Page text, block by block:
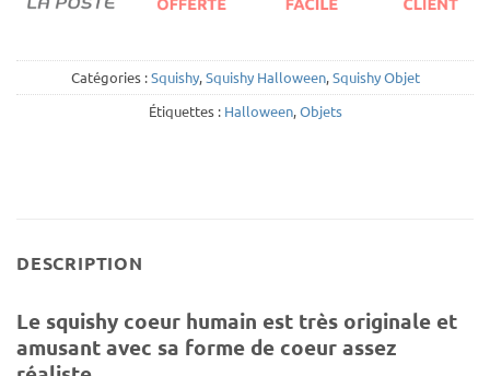
Catégories :Squishy,Squishy Halloween,Squishy Objet
Étiquettes : Halloween,Objets
DESCRIPTION
Le squishy coeur humain est très originale et
amusant avec sa forme de coeur assez